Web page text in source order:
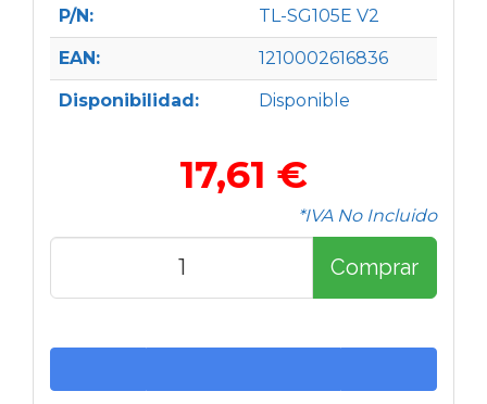
P/N: TL-SG105E V2
EAN: 1210002616836
Disponibilidad: Disponible
17,61 €
*IVA No Incluido
Comprar